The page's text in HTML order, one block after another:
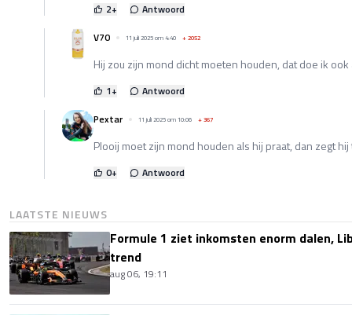
2+
Antwoord
V70
11 juli 2025 om 4:40 +2052
Hij zou zijn mond dicht moeten houden, dat doe ik
1+
Antwoord
Pextar
11 juli 2025 om 10:06 +367
Plooij moet zijn mond houden als hij praat, dan zegt
0+ Antwoord
LAATSTE NIEUWS
Formule 1 ziet inkomsten enorm dalen,
trend
aug 06, 19:11